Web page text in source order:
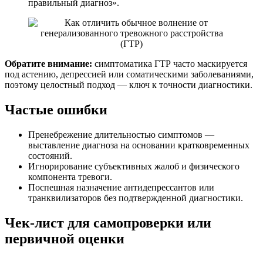
правильный диагноз».
Обратите внимание: симптоматика ГТР часто маскируется
под астению, депрессией или соматическими заболеваниями,
поэтому целостный подход — ключ к точности диагностики.
Частые ошибки
Пренебрежение длительностью симптомов —
выставление диагноза на основании кратковременных
состояний.
Игнорирование субъективных жалоб и физического
компонента тревоги.
Поспешная назначение антидепрессантов или
транквилизаторов без подтвержденной диагностики.
Чек-лист для самопроверки или
первичной оценки